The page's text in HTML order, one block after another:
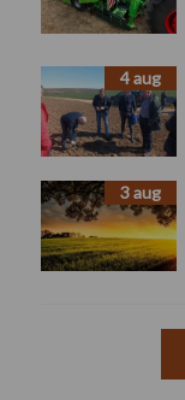
4 aug
3 aug